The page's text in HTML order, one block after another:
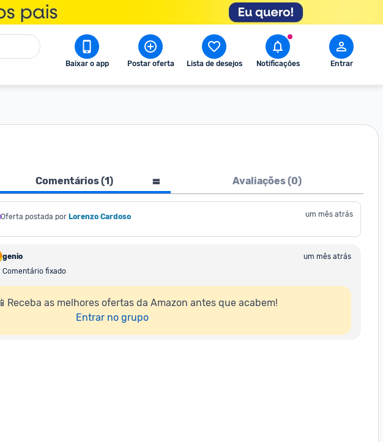
Baixar o app Postar oferta Lista de desejos Notificações Entrar
Comentários (1) Avaliações (0)
Oferta postada por Lorenzo Cardoso um mês atrás
genio
um mês atrás
Comentário fixado
📱Receba as melhores ofertas da Amazon antes que acabem!
Entrar no grupo